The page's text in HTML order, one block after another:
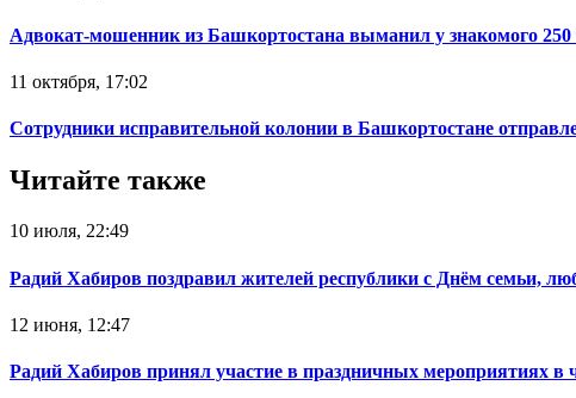
Адвокат-мошенник из Башкортостана выманил у знакомого
11 октября, 17:02
Сотрудники исправительной колонии в Башкортостане
Читайте также
10 июля, 22:49
Радий Хабиров поздравил жителей республики с Днём семьи,
12 июня, 12:47
Радий Хабиров принял участие в праздничных мероприятиях